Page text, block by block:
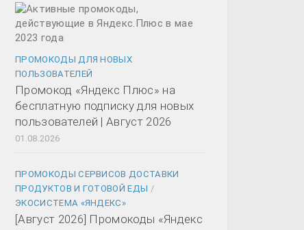
ПРОМОКОДЫ ДЛЯ НОВЫХ
ПОЛЬЗОВАТЕЛЕЙ
Промокод «Яндекс Плюс» на
бесплатную подписку для новых
пользователей | Август 2026
01.08.2026
ПРОМОКОДЫ СЕРВИСОВ ДОСТАВКИ
ПРОДУКТОВ И ГОТОВОЙ ЕДЫ /
ЭКОСИСТЕМА «ЯНДЕКС»
[Август 2026] Промокоды «Яндекс